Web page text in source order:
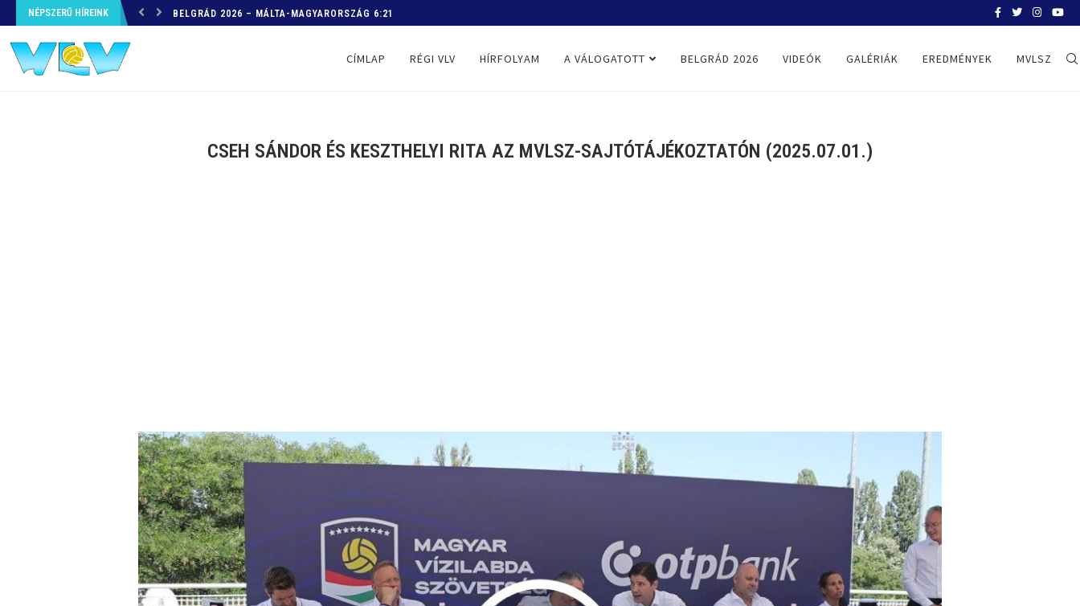
NÉPSZERŰ HÍREINK
HELYZETKÉP AZ EB-RŐL – A TOVÁBBI PROGRAM
CÍMLAP RÉGI VLV HÍRFOLYAM A VÁLOGATOTT BELGRÁD 2026 VIDEÓK GALÉRIÁK EREDMÉNYEK MVLSZ
CSEH SÁNDOR ÉS KESZTHELYI RITA AZ MVLSZ-SAJTÓTÁJÉKOZTATÓN (2025.07.01.)